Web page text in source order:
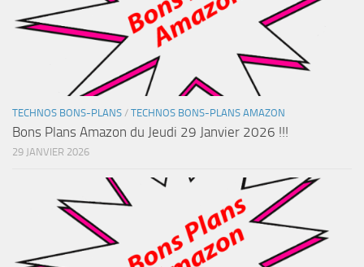
TECHNOS BONS-PLANS / TECHNOS BONS-PLANS AMAZON
Bons Plans Amazon du Jeudi 29 Janvier 2026 !!!
29 JANVIER 2026